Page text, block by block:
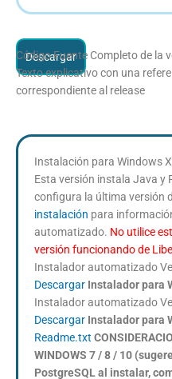
Descargar
Código Fuente Completo de la
Texto explicativo con una
correspondiente al release
Instalación para Windows
Esta versión instala Java y
configura la última versión
instalación para
automatizado. No utilice
versión funcionando de
Instalador automatizado
Descargar Instalador para
Instalador automatizado
Descargar Instalador para
Readme.txt
WINDOWS 7 / 8 / 10
PostgreSQL al instalar,